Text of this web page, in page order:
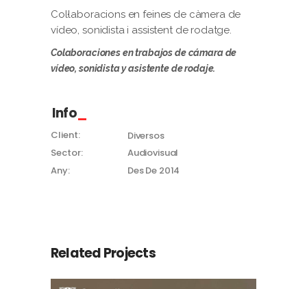
Col·laboracions en feines de càmera de
vídeo, sonidista i assistent de rodatge.
Colaboracionesen trabajosde cámara de
vídeo, sonidistayasistentede rodaje.
Info
Client:
Diversos
Sector:
Audiovisual
Any:
Des De 2014
Related Projects